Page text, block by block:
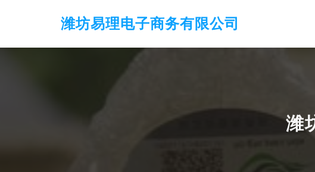
潍坊易理电子商务有限公司
潍